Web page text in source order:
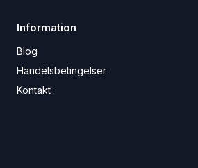
Information
Blog
Handelsbetingelser
Kontakt